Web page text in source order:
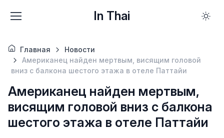
In Thai
Главная
Новости
Американец найден мертвым, висящим головой
вниз с балкона шестого этажа в отеле Паттайи
Американец найден мертвым,
висящим головой вниз с балкона
шестого этажа в отеле Паттайи